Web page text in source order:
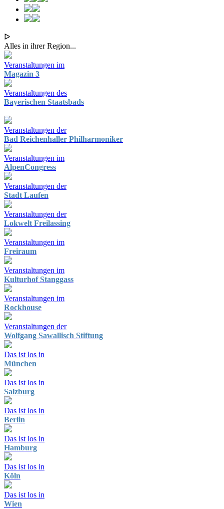
ᐅ
Alles in ihrer Region...
Veranstaltungen im
Magazin 3
Veranstaltungen des
Bayerischen Staatsbads
Veranstaltungen der
Bad Reichenhaller Philharmoniker
Veranstaltungen im
AlpenCongress
Veranstaltungen der
Stadt Laufen
Veranstaltungen der
Lokwelt Freilassing
Veranstaltungen im
Freiraum
Veranstaltungen im
Kulturhof Stanggass
Veranstaltungen im
Rockhouse
Veranstaltungen der
Wolfgang Sawallisch Stiftung
Das ist los in
München
Das ist los in
Salzburg
Das ist los in
Berlin
Das ist los in
Hamburg
Das ist los in
Köln
Das ist los in
Wien